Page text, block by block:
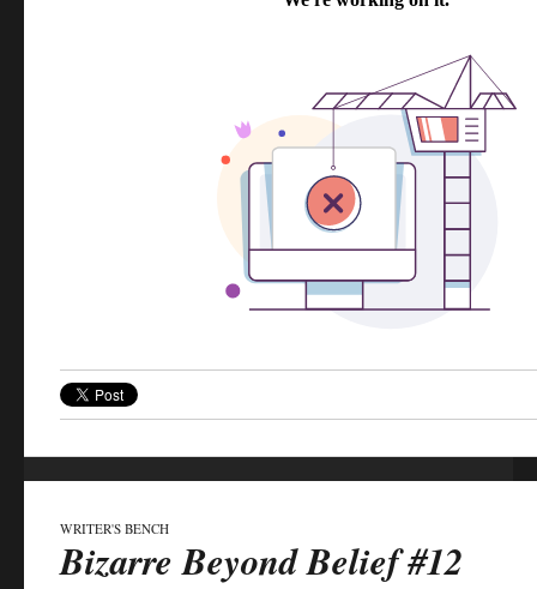
WRITER'S BENCH
Bizarre Beyond Belief #12